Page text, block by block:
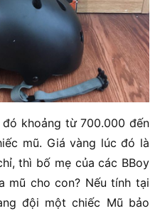
khoảng từ 700.000 đến
mũ. Giá vàng lúc đó là
thì bố mẹ của các BBoy
mũ cho con? Nếu tính tại
đội một chiếc Mũ bảo